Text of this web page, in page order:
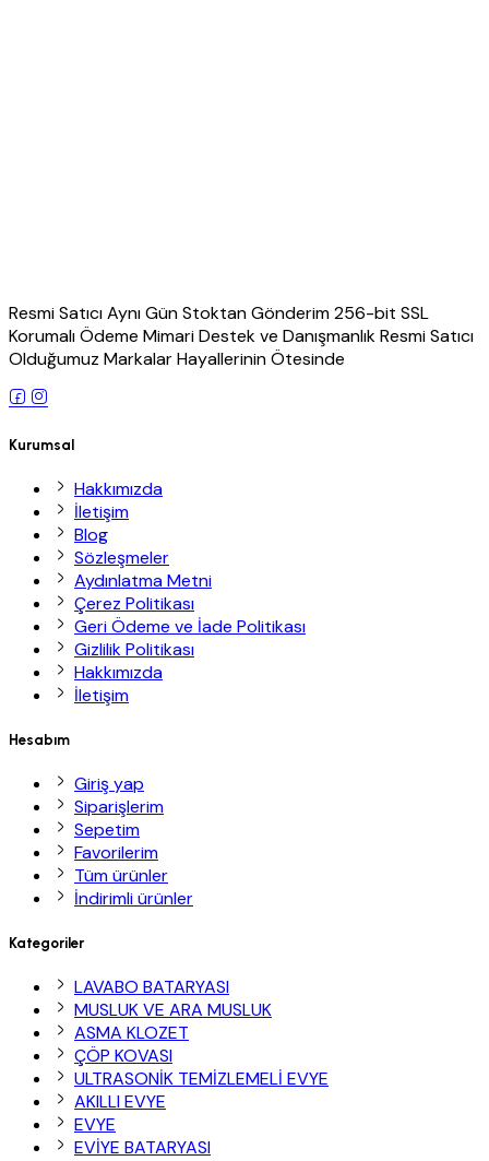
Resmi Satıcı Aynı Gün Stoktan Gönderim 256-bit SSL
Korumalı Ödeme Mimari Destek ve Danışmanlık Resmi Satıcı
Olduğumuz Markalar Hayallerinin Ötesinde
Kurumsal
Hakkımızda
İletişim
Blog
Sözleşmeler
Aydınlatma Metni
Çerez Politikası
Geri Ödeme ve İade Politikası
Gizlilik Politikası
Hakkımızda
İletişim
Hesabım
Giriş yap
Siparişlerim
Sepetim
Favorilerim
Tüm ürünler
İndirimli ürünler
Kategoriler
LAVABO BATARYASI
MUSLUK VE ARA MUSLUK
ASMA KLOZET
ÇÖP KOVASI
ULTRASONİK TEMİZLEMELİ EVYE
AKILLI EVYE
EVYE
EVİYE BATARYASI